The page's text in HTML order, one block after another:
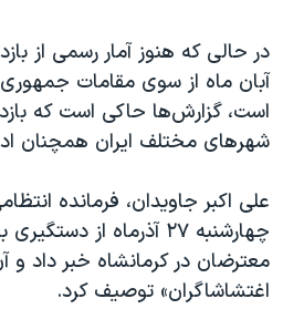
گالری عکس
آرشیو پخش زنده
اعتراضات زن، زندگی، آزادی
مجموعه مستندهای دادخواهی
تریبونال مردمی آبان ۹۸
چهل سال گروگان‌گیری
قانون شفافیت دارائی کادر رهبری
اعتراضات مردمی آبان ۹۸
در حالی که هنوز آمار رسمی از
آبان ماه از سوی مقامات
است، گزارش‌ها حاکی است که
شهرهای مختلف ایران همچنان
علی اکبر جاویدان، فرمانده
معترضان در کرمانشاه خبر داد و
اغتشاشاگران» توصیف کرد.